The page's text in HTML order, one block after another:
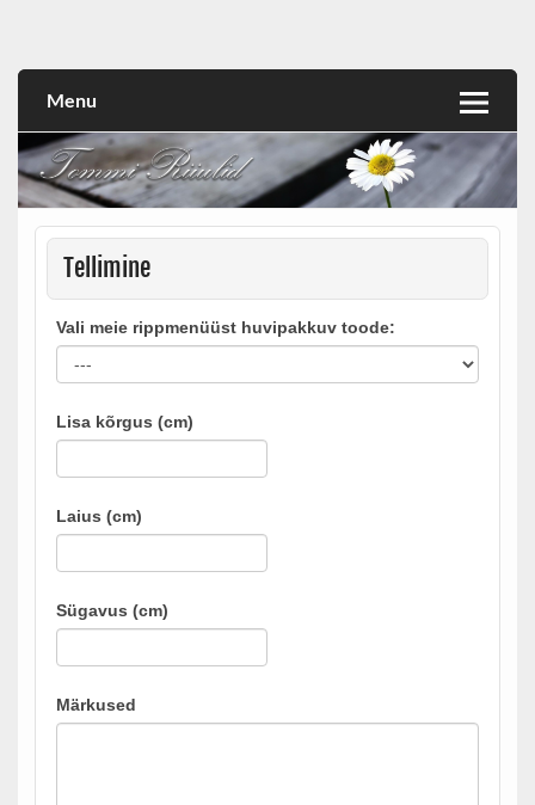
Menu
Tellimine
Esita
tellimus
Vali meie rippmenüüst huvipakkuv toode:
Lisa kõrgus (cm)
Laius (cm)
Sügavus (cm)
Märkused